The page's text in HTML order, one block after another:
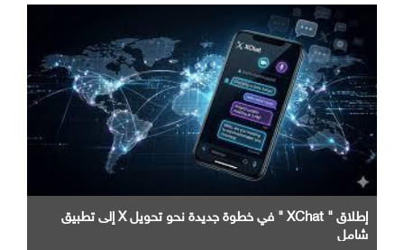
إطلاق " XChat " في خطوة جديدة نحو تحويل X إلى تطبيق
شامل